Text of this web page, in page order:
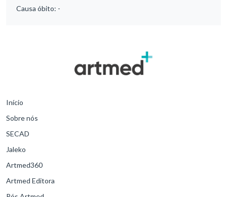
Causa óbito: -
Início
Sobre nós
SECAD
Jaleko
Artmed360
Artmed Editora